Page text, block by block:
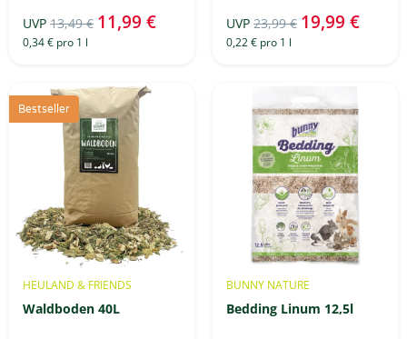
UVP 13,49 € 11,99 €
0,34 € pro 1 l
UVP 23,99 € 19,99 €
0,22 € pro 1 l
Bestseller
HEULAND & FRIENDS
Waldboden 40L
BUNNY NATURE
Bedding Linum 12,5l